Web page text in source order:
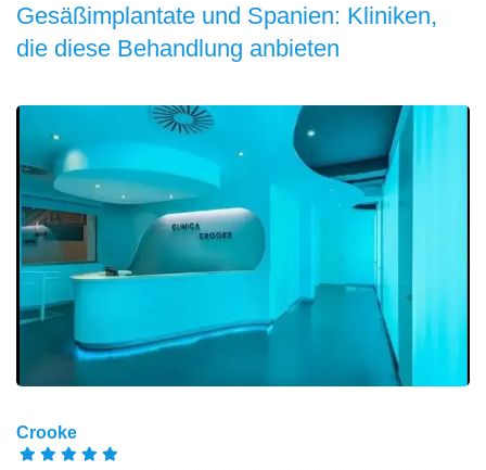
Gesäßimplantate und Spanien: Kliniken,
die diese Behandlung anbieten
Crooke